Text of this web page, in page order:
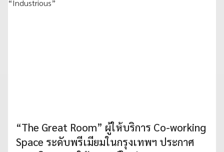
“The Great Room” ผู้ให้บริการ Co-working
Space ระดับพรีเมียมในกรุงเทพฯ ประกาศ